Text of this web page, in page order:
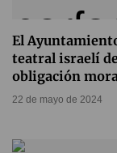
El
teatral israelí
obligación
22 de mayo de 2024